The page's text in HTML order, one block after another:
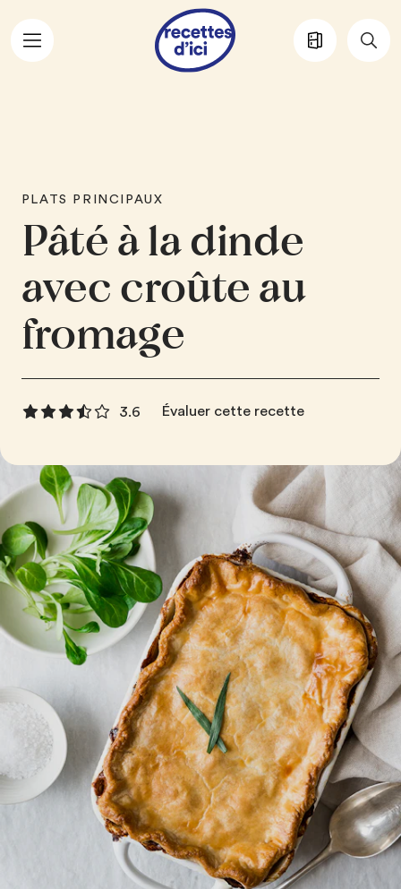
Aller au contenu principal
PLATS PRINCIPAUX
Pâté à la dinde
avec croûte au
fromage
3.6 Évaluer cette recette